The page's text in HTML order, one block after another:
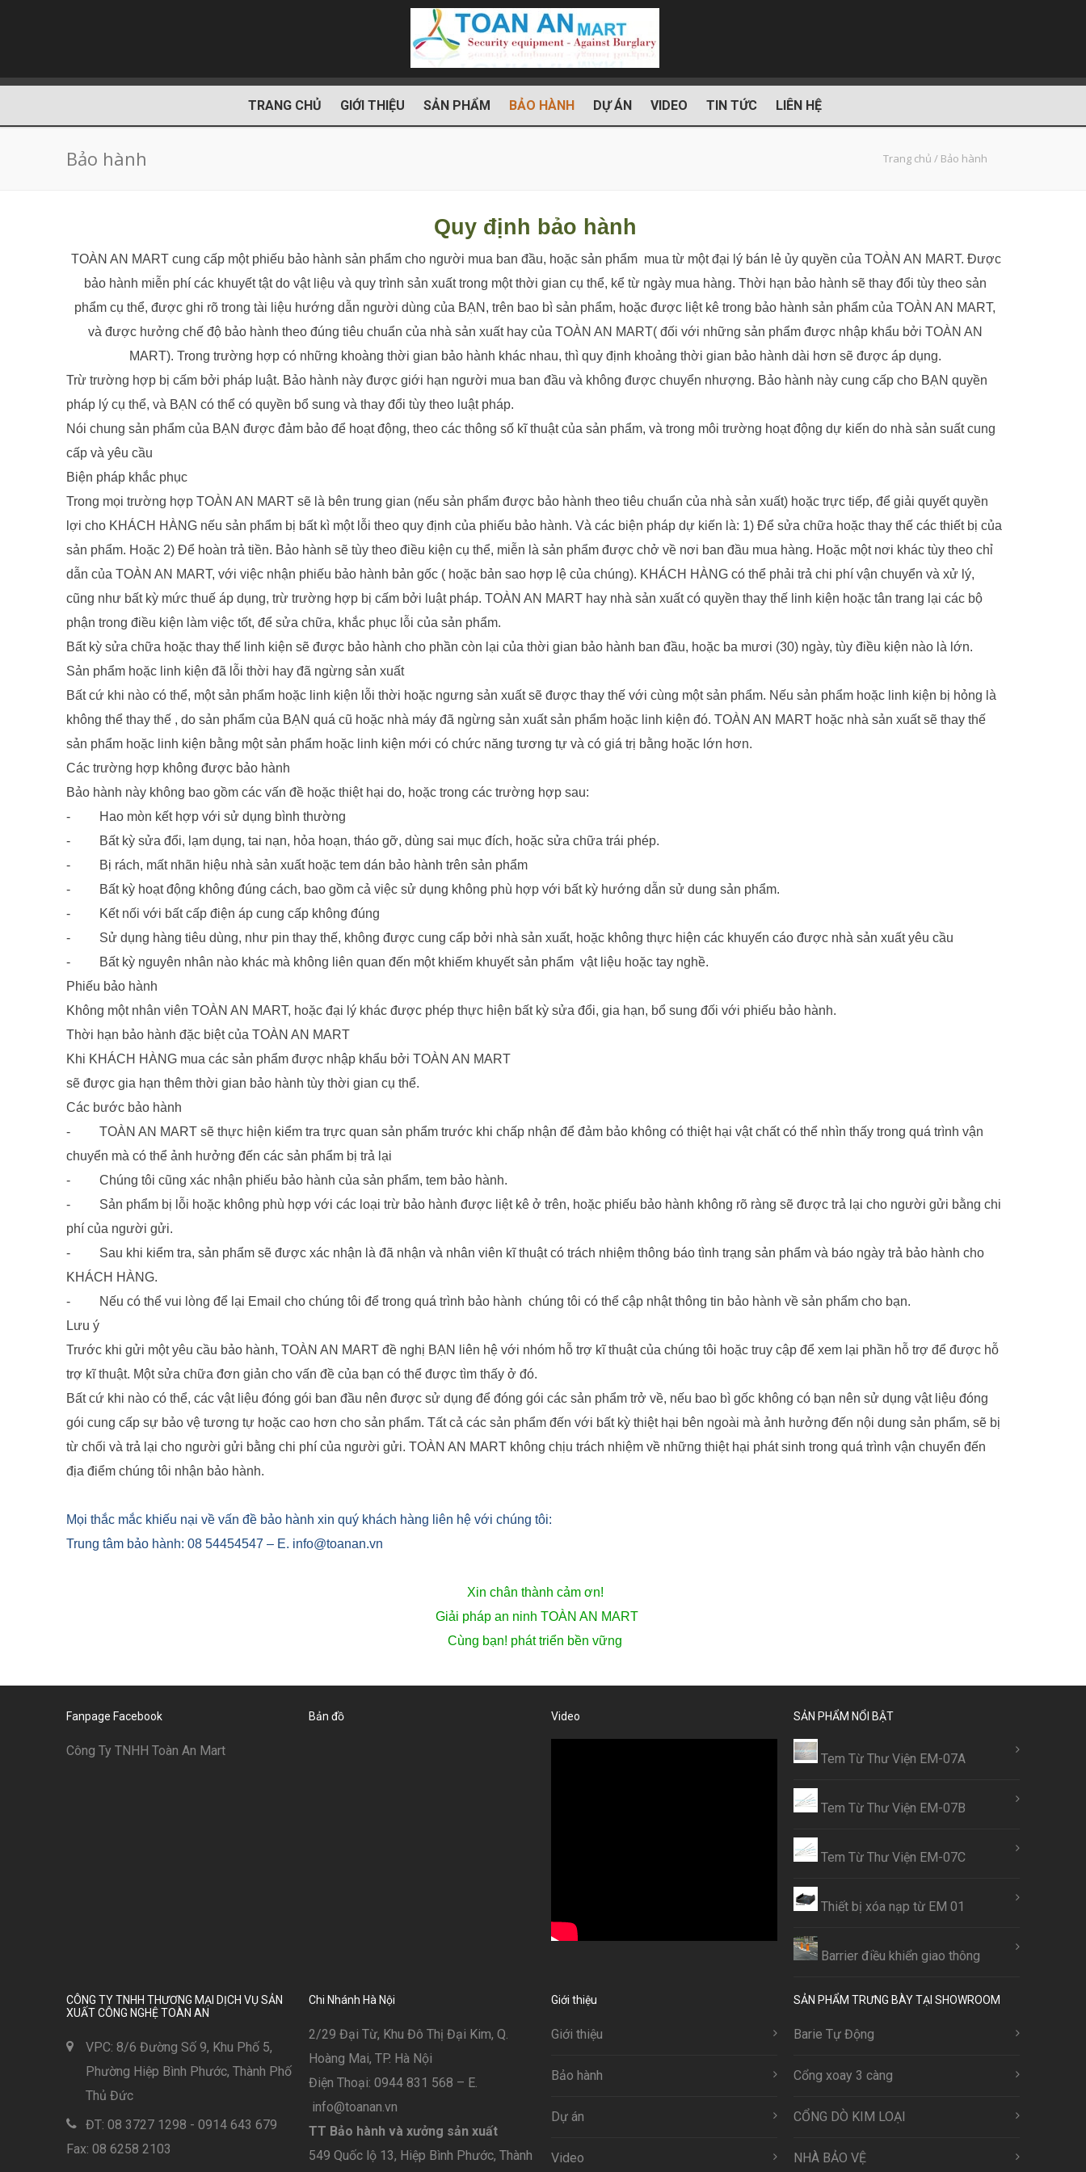
TRANG CHỦ GIỚI THIỆU SẢN PHẨM BẢO HÀNH DỰ ÁN VIDEO TIN TỨC LIÊN HỆ
Bảo hành Trang chủ / Bảo hành
Quy định bảo hành
TOÀN AN MART cung cấp một phiếu bảo hành sản phẩm cho người mua ban đầu, hoặc sản phẩm mua từ một đại lý bán lẻ ủy quyền của TOÀN AN MART. Được
bảo hành miễn phí các khuyết tật do vật liệu và quy trình sản xuất trong một thời gian cụ thể, kể từ ngày mua hàng. Thời hạn bảo hành sẽ thay đổi tùy theo sản
phẩm cụ thể, được ghi rõ trong tài liệu hướng dẫn người dùng của BẠN, trên bao bì sản phẩm, hoặc được liệt kê trong bảo hành sản phẩm của TOÀN AN MART,
và được hưởng chế độ bảo hành theo đúng tiêu chuẩn của nhà sản xuất hay của TOÀN AN MART( đối với những sản phẩm được nhập khẩu bởi TOÀN AN
MART). Trong trường hợp có những khoàng thời gian bảo hành khác nhau, thì quy định khoảng thời gian bảo hành dài hơn sẽ được áp dụng.
Trừ trường hợp bị cấm bởi pháp luật. Bảo hành này được giới hạn người mua ban đầu và không được chuyển nhượng. Bảo hành này cung cấp cho BẠN quyền
pháp lý cụ thể, và BẠN có thể có quyền bổ sung và thay đổi tùy theo luật pháp.
Nói chung sản phẩm của BẠN được đảm bảo để hoạt động, theo các thông số kĩ thuật của sản phẩm, và trong môi trường hoạt động dự kiến do nhà sản suất cung
cấp và yêu cầu
Biện pháp khắc phục
Trong mọi trường hợp TOÀN AN MART sẽ là bên trung gian (nếu sản phẩm được bảo hành theo tiêu chuẩn của nhà sản xuất) hoặc trực tiếp, để giải quyết quyền
lợi cho KHÁCH HÀNG nếu sản phẩm bị bất kì một lỗi theo quy định của phiếu bảo hành. Và các biện pháp dự kiến là: 1) Để sửa chữa hoặc thay thế các thiết bị của
sản phẩm. Hoặc 2) Để hoàn trả tiền. Bảo hành sẽ tùy theo điều kiện cụ thể, miễn là sản phẩm được chở về nơi ban đầu mua hàng. Hoặc một nơi khác tùy theo chỉ
dẫn của TOÀN AN MART, với việc nhận phiếu bảo hành bản gốc ( hoặc bản sao hợp lệ của chúng). KHÁCH HÀNG có thể phải trả chi phí vận chuyển và xử lý,
cũng như bất kỳ mức thuế áp dụng, trừ trường hợp bị cấm bởi luật pháp. TOÀN AN MART hay nhà sản xuất có quyền thay thế linh kiện hoặc tân trang lại các bộ
phận trong điều kiện làm việc tốt, để sửa chữa, khắc phục lỗi của sản phẩm.
Bất kỳ sửa chữa hoặc thay thế linh kiện sẽ được bảo hành cho phần còn lại của thời gian bảo hành ban đầu, hoặc ba mươi (30) ngày, tùy điều kiện nào là lớn.
Sản phẩm hoặc linh kiện đã lỗi thời hay đã ngừng sản xuất
Bất cứ khi nào có thể, một sản phẩm hoặc linh kiện lỗi thời hoặc ngưng sản xuất sẽ được thay thế với cùng một sản phẩm. Nếu sản phẩm hoặc linh kiện bị hỏng là
không thể thay thế , do sản phẩm của BẠN quá cũ hoặc nhà máy đã ngừng sản xuất sản phẩm hoặc linh kiện đó. TOÀN AN MART hoặc nhà sản xuất sẽ thay thế
sản phẩm hoặc linh kiện bằng một sản phẩm hoặc linh kiện mới có chức năng tương tự và có giá trị bằng hoặc lớn hơn.
Các trường hợp không được bảo hành
Bảo hành này không bao gồm các vấn đề hoặc thiệt hại do, hoặc trong các trường hợp sau:
- Hao mòn kết hợp với sử dụng bình thường
- Bất kỳ sửa đổi, lạm dụng, tai nạn, hỏa hoạn, tháo gỡ, dùng sai mục đích, hoặc sửa chữa trái phép.
- Bị rách, mất nhãn hiệu nhà sản xuất hoặc tem dán bảo hành trên sản phẩm
- Bất kỳ hoạt động không đúng cách, bao gồm cả việc sử dụng không phù hợp với bất kỳ hướng dẫn sử dung sản phẩm.
- Kết nối với bất cấp điện áp cung cấp không đúng
- Sử dụng hàng tiêu dùng, như pin thay thế, không được cung cấp bởi nhà sản xuất, hoặc không thực hiện các khuyến cáo được nhà sản xuất yêu cầu
- Bất kỳ nguyên nhân nào khác mà không liên quan đến một khiếm khuyết sản phẩm vật liệu hoặc tay nghề.
Phiếu bảo hành
Không một nhân viên TOÀN AN MART, hoặc đại lý khác được phép thực hiện bất kỳ sửa đổi, gia hạn, bổ sung đối với phiếu bảo hành.
Thời hạn bảo hành đặc biệt của TOÀN AN MART
Khi KHÁCH HÀNG mua các sản phẩm được nhập khẩu bởi TOÀN AN MART
sẽ được gia hạn thêm thời gian bảo hành tùy thời gian cụ thể.
Các bước bảo hành
- TOÀN AN MART sẽ thực hiện kiểm tra trực quan sản phẩm trước khi chấp nhận để đảm bảo không có thiệt hại vật chất có thể nhìn thấy trong quá trình vận
chuyển mà có thể ảnh hưởng đến các sản phẩm bị trả lại
- Chúng tôi cũng xác nhận phiếu bảo hành của sản phẩm, tem bảo hành.
- Sản phẩm bị lỗi hoặc không phù hợp với các loại trừ bảo hành được liệt kê ở trên, hoặc phiếu bảo hành không rõ ràng sẽ được trả lại cho người gửi bằng chi
phí của người gửi.
- Sau khi kiểm tra, sản phẩm sẽ được xác nhận là đã nhận và nhân viên kĩ thuật có trách nhiệm thông báo tình trạng sản phẩm và báo ngày trả bảo hành cho
KHÁCH HÀNG.
- Nếu có thể vui lòng để lại Email cho chúng tôi để trong quá trình bảo hành chúng tôi có thể cập nhật thông tin bảo hành về sản phẩm cho bạn.
Lưu ý
Trước khi gửi một yêu cầu bảo hành, TOÀN AN MART đề nghị BẠN liên hệ với nhóm hỗ trợ kĩ thuật của chúng tôi hoặc truy cập để xem lại phần hỗ trợ để được hỗ
trợ kĩ thuật. Một sửa chữa đơn giản cho vấn đề của bạn có thể được tìm thấy ở đó.
Bất cứ khi nào có thể, các vật liệu đóng gói ban đầu nên được sử dụng để đóng gói các sản phẩm trở về, nếu bao bì gốc không có bạn nên sử dụng vật liệu đóng
gói cung cấp sự bảo vệ tương tự hoặc cao hơn cho sản phẩm. Tất cả các sản phẩm đến với bất kỳ thiệt hại bên ngoài mà ảnh hưởng đến nội dung sản phẩm, sẽ bị
từ chối và trả lại cho người gửi bằng chi phí của người gửi. TOÀN AN MART không chịu trách nhiệm về những thiệt hại phát sinh trong quá trình vận chuyển đến
địa điểm chúng tôi nhận bảo hành.
Mọi thắc mắc khiếu nại về vấn đề bảo hành xin quý khách hàng liên hệ với chúng tôi:
Trung tâm bảo hành: 08 54454547 – E. info@toanan.vn
Xin chân thành cảm ơn!
Giải pháp an ninh TOÀN AN MART
Cùng bạn! phát triển bền vững
Fanpage Facebook
Công Ty TNHH Toàn An Mart
Bản đồ Video SẢN PHẨM NỔI BẬT
Tem Từ Thư Viện EM-07A
Tem Từ Thư Viện EM-07B
Tem Từ Thư Viện EM-07C
Thiết bị xóa nạp từ EM 01
Barrier điều khiển giao thông
CÔNG TY TNHH THƯƠNG MẠI DỊCH VỤ SẢN
XUẤT CÔNG NGHỆ TOÀN AN
VPC: 8/6 Đường Số 9, Khu Phố 5,
Phường Hiệp Bình Phước, Thành Phố
Thủ Đức
ĐT: 08 3727 1298 - 0914 643 679
Fax: 08 6258 2103
Chi Nhánh Hà Nội
2/29 Đại Từ, Khu Đô Thị Đại Kim, Q.
Hoàng Mai, TP. Hà Nội
Điện Thoại: 0944 831 568 – E.
info@toanan.vn
TT Bảo hành và xưởng sản xuất
549 Quốc lộ 13, Hiệp Bình Phước, Thành
Giới thiệu
Giới thiệu
Bảo hành
Dự án
Video
SẢN PHẨM TRƯNG BÀY TẠI SHOWROOM
Barie Tự Động
Cổng xoay 3 càng
CỔNG DÒ KIM LOẠI
NHÀ BẢO VỆ